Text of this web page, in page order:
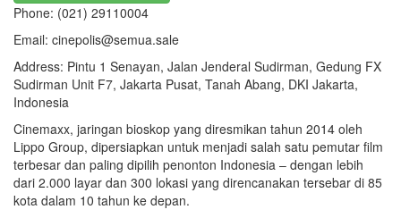
Phone: (021) 29110004
Email: cinepolis@semua.sale
Address: Pintu 1 Senayan, Jalan Jenderal Sudirman, Gedung FX
Sudirman Unit F7, Jakarta Pusat, Tanah Abang, DKI Jakarta,
Indonesia
Cinemaxx, jaringan bioskop yang diresmikan tahun 2014 oleh
Lippo Group, dipersiapkan untuk menjadi salah satu pemutar film
terbesar dan paling dipilih penonton Indonesia – dengan lebih
dari 2.000 layar dan 300 lokasi yang direncanakan tersebar di 85
kota dalam 10 tahun ke depan.